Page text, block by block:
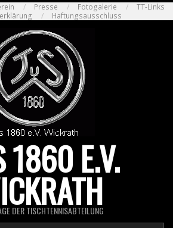
Presse Fotogalerie
TT-Links
Haftungsausschluss
1860 E.V.
DER TISCHTENNISABTEILUNG